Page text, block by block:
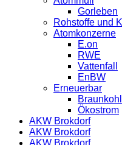
Gorleben
Rohstoffe und
Atomkonzerne
E.on
RWE
Vattenfall
EnBW
Erneuerbar
Ökostrom
AKW Brokdorf
AKW Brokdorf
AKW Brokdorf